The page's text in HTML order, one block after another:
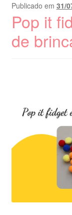
Publicado em 31/
Pop it
de